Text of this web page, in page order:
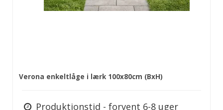
Verona enkeltlåge i lærk 100x80cm (BxH)
Produktionstid - forvent 6-8 uger